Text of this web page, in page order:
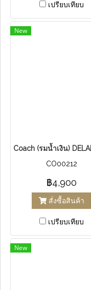
เปรียบเทียบ
New
Coach (รมน้ำเงิน)
CO00212
฿4,900
สั่งซื้อสินค้า
เปรียบเทียบ
New